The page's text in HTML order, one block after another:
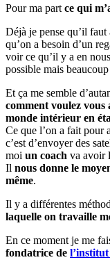
Pour ma part ce qui
Déjà je pense qu’il
qu’on a besoin d’un
voir ce qu’il y a en
possible mais
Et ça me semble
comment voulez vous
monde intérieur en
Ce que l’on a fait pour
c’est d’envoyer des
moi un coach va avoir
Il nous donne le
même.
Il y a différentes
laquelle on travaille
En ce moment je me
fondatrice de